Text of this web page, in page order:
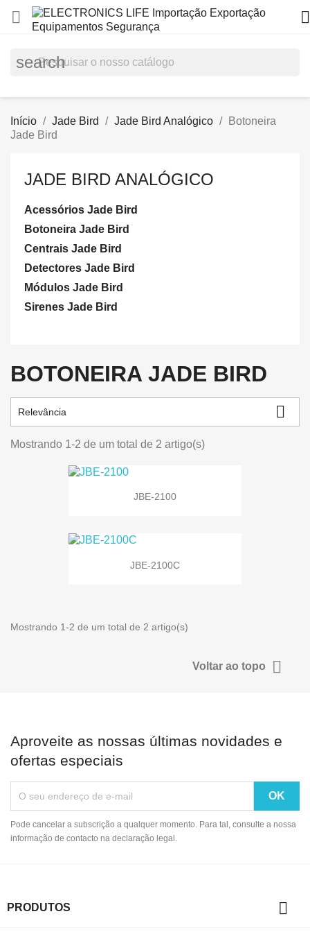
 
search
Início Jade Bird Jade Bird Analógico
Botoneira
Jade Bird
JADE BIRD ANALÓGICO
Acessórios Jade Bird
Botoneira Jade Bird
Centrais Jade Bird
Detectores Jade Bird
Módulos Jade Bird
Sirenes Jade Bird
BOTONEIRA JADE BIRD
Relevância 
Mostrando 1-2 de um total de 2 artigo(s)
JBE-2100
JBE-2100C
Mostrando 1-2 de um total de 2 artigo(s)
Voltar ao topo 
Aproveite as nossas últimas novidades e
ofertas especiais
Pode cancelar a subscrição a qualquer momento. Para tal, consulte a nossa
informação de contacto na declaração legal.
PRODUTOS 